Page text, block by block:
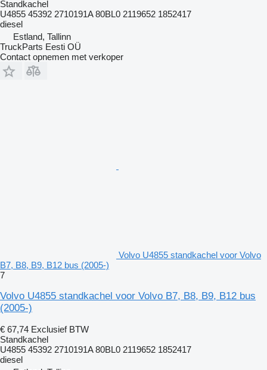
Standkachel
U4855 45392 2710191A 80BL0 2119652 1852417
diesel
Estland, Tallinn
TruckParts Eesti OÜ
Contact opnemen met verkoper
Volvo U4855 standkachel voor Volvo
B7, B8, B9, B12 bus (2005-)
7
Volvo U4855 standkachel voor Volvo B7, B8, B9, B12 bus
(2005-)
€ 67,74 Exclusief BTW
Standkachel
U4855 45392 2710191A 80BL0 2119652 1852417
diesel